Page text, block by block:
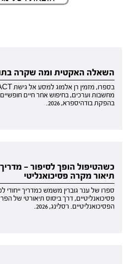
השאלה האקטית ומה שקרה
מחשבות וערכים, בחיפוש אחר חיים
בהפקת בודהיספרא, 2026.
כשהטיפול הופך לסיפור —
תיאור מקרה פסיכואנליטי
ספרו של ענר גוברין משמש כמדריך ייחודי
פסיכואנליטיים, דרך ביסוס תיאורטי של
הפסיכואנליטיים. רסלינג, 2026.